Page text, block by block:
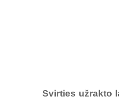
Svirties užrakto